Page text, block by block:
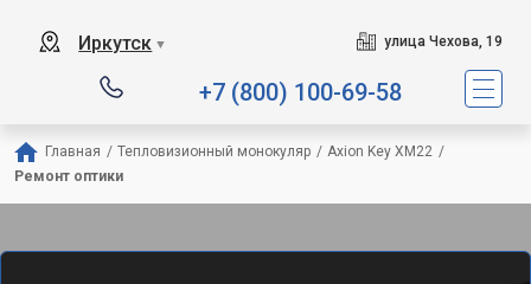
Иркутск ▼ улица Чехова, 19
+7 (800) 100-69-58
Главная / Тепловизионный монокуляр / Axion Key XM22 /
Ремонт оптики